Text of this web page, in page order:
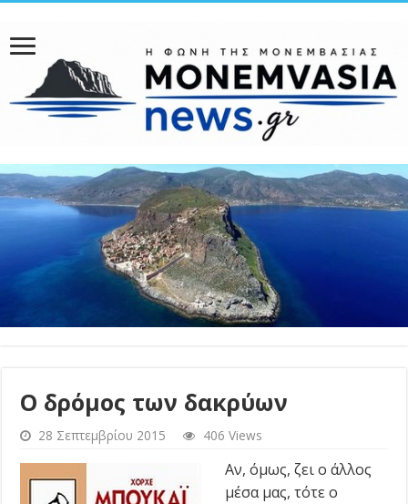
Ο δρόμος των δακρύων
28 Σεπτεμβρίου 2015 406 Views
Αν, όμως, ζει ο άλλος
μέσα μας, τότε ο